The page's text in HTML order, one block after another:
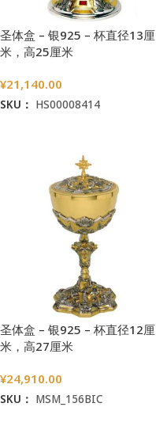
圣体盒 – 银925 – 杯直径13厘
米，高25厘米
¥21,140.00
SKU： HS00008414
圣体盒 – 银925 – 杯直径12厘
米，高27厘米
¥24,910.00
SKU： MSM_156BIC